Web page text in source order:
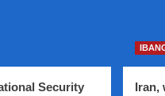
Security
Iran,